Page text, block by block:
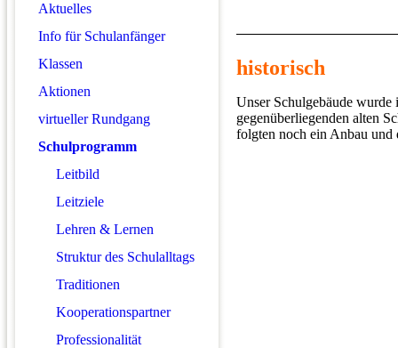
Aktuelles
Info für Schulanfänger
Klassen
Aktionen
virtueller Rundgang
Schulprogramm
Leitbild
Leitziele
Lehren & Lernen
Struktur des Schulalltags
Traditionen
Kooperationspartner
Professionalität
historisch
Unser Schulgebäude wurde
gegenüberliegenden alten
folgten noch ein Anbau und